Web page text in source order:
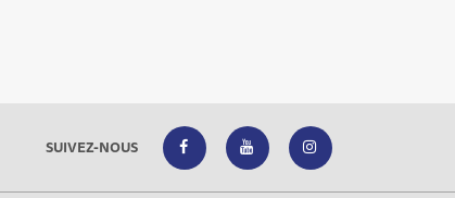
SUIVEZ-NOUS